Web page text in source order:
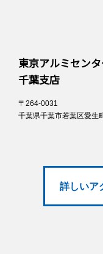
東京アルミセンタ
千葉支店
〒264-0031
千葉県千葉市若葉区愛生
詳しいア